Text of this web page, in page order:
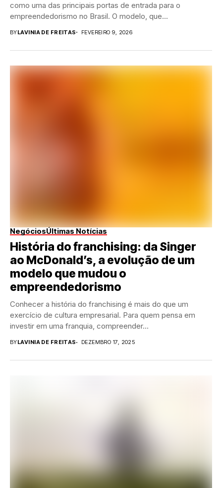
como uma das principais portas de entrada para o
empreendedorismo no Brasil. O modelo, que...
BYLAVINIA DE FREITAS FEVEREIRO 9, 2026
NegóciosÚltimas Notícias
História do franchising: da Singer
ao McDonald’s, a evolução de um
modelo que mudou o
empreendedorismo
Conhecer a história do franchising é mais do que um
exercício de cultura empresarial. Para quem pensa em
investir em uma franquia, compreender...
BYLAVINIA DE FREITAS DEZEMBRO 17, 2025